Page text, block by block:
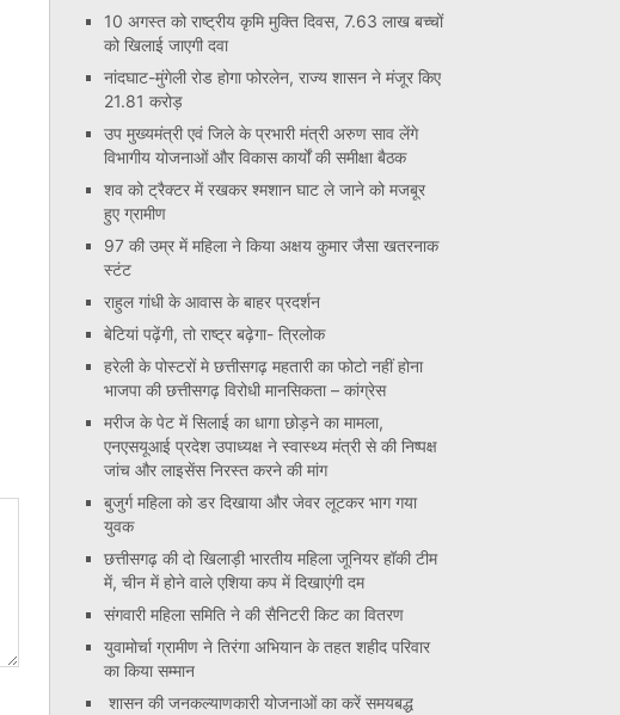
10 अगस्त को राष्ट्रीय कृमि मुक्ति दिवस, 7.63 लाख बच्चों
को खिलाई जाएगी दवा
नांदघाट-मुंगेली रोड होगा फोरलेन, राज्य शासन ने मंजूर किए
21.81 करोड़
उप मुख्यमंत्री एवं जिले के प्रभारी मंत्री अरुण साव लेंगे
विभागीय योजनाओं और विकास कार्यों की समीक्षा बैठक
शव को ट्रैक्टर में रखकर श्मशान घाट ले जाने को मजबूर
हुए ग्रामीण
97 की उम्र में महिला ने किया अक्षय कुमार जैसा खतरनाक
स्टंट
राहुल गांधी के आवास के बाहर प्रदर्शन
बेटियां पढ़ेंगी, तो राष्ट्र बढ़ेगा- त्रिलोक
हरेली के पोस्टरों मे छत्तीसगढ़ महतारी का फोटो नहीं होना
भाजपा की छत्तीसगढ़ विरोधी मानसिकता – कांग्रेस
मरीज के पेट में सिलाई का धागा छोड़ने का मामला,
एनएसयूआई प्रदेश उपाध्यक्ष ने स्वास्थ्य मंत्री से की निष्पक्ष
जांच और लाइसेंस निरस्त करने की मांग
बुजुर्ग महिला को डर दिखाया और जेवर लूटकर भाग गया
युवक
छत्तीसगढ़ की दो खिलाड़ी भारतीय महिला जूनियर हॉकी टीम
में, चीन में होने वाले एशिया कप में दिखाएंगी दम
संगवारी महिला समिति ने की सैनिटरी किट का वितरण
युवामोर्चा ग्रामीण ने तिरंगा अभियान के तहत शहीद परिवार
का किया सम्मान
शासन की जनकल्याणकारी योजनाओं का करें समयबद्ध